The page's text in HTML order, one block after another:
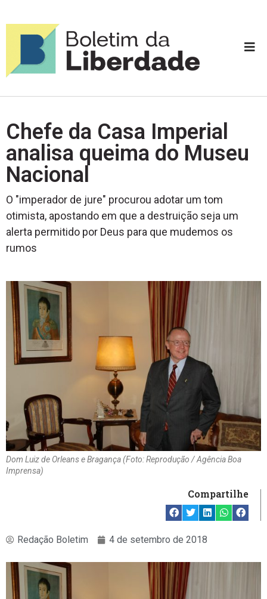
Chefe da Casa Imperial
analisa queima do Museu
Nacional
O "imperador de jure" procurou adotar um tom
otimista, apostando em que a destruição seja um
alerta permitido por Deus para que mudemos os
rumos
Dom Luiz de Orleans e Bragança (Foto: Reprodução / Agência Boa
Imprensa)
Compartilhe
Redação Boletim 4 de setembro de 2018